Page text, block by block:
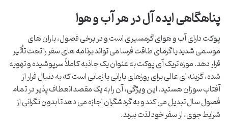
پناهگاهی ایده آل در هر آب و هوا
پوکت دارای آب و هوای گرمسیری است و در برخی فصول، باران های
موسمی شدید یا گرمای طاقت فرسا می تواند برنامه های سفر را تحت تأثیر
قرار دهد. موزه تریک آی پوکت به عنوان یک جاذبه کاملاً سرپوشیده و تهویه
شده، گزینه ای عالی برای روزهای بارانی یا زمانی است که به دنبال فرار از
آفتاب سوزان هستید. این ویژگی، آن را به یک مقصد انعطاف پذیر در تمام
فصول سال تبدیل می کند و به گردشگران اجازه می دهد تا بدون نگرانی از
شرایط جوی، از سفر خود لذت ببرند.